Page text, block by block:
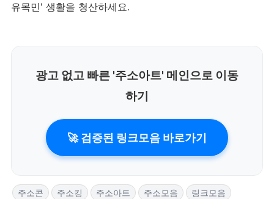
유목민' 생활을 청산하세요.
광고 없고 빠른 '주소아트' 메인으로 이동
하기
🚀 검증된 링크모음 바로가기
주소콘 주소킹 주소아트 주소모음
링크모음